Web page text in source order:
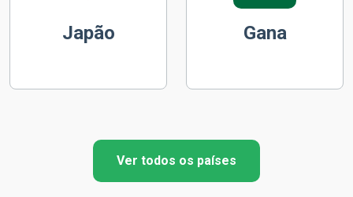
Japão Gana
Ver todos os países